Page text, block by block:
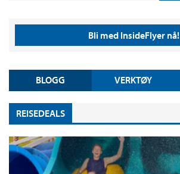
Bli med InsideFlyer nå!
BLOGG VERKTØY
REISEDEALS